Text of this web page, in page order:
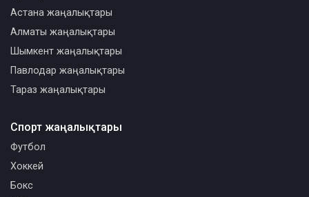
Астана жаңалықтары
Алматы жаңалықтары
Шымкент жаңалықтары
Павлодар жаңалықтары
Тараз жаңалықтары
Спорт жаңалықтары
Футбол
Хоккей
Бокс